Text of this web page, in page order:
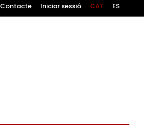
Contacte Iniciar sessió CAT ES